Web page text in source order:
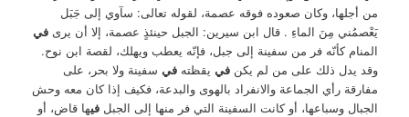
من أجلها، وكان صعوده فوقه عصمة، لقوله تعالى: سآوي إلى جَبَل
يَعْصمُني مِنَ الماءِ . قال ابن سيرين: الجبل حينئذٍ عصمة، إلا أن يرىفي
المنام كأنّه فر من سفينة إلى جبل، فإنّه يعطب ويهلك، لقصة ابن نوح.
وقد يدل ذلك على من لم يكنفي يقظتهفي سفينة ولا بحر، على
مفارقة رأي الجماعة والانفراد بالهوى والبدعة، فكيف إذا كان معه وحش
الجبال وسباعها، أو كانت السفينة التي فر منها إلى الجبلفيها قاض، أو